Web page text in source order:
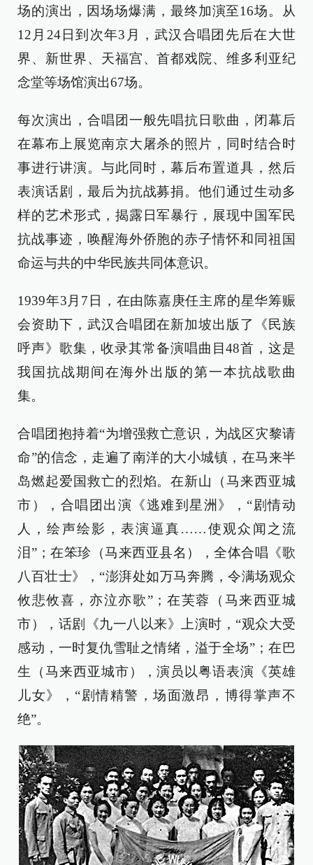
场的演出，因场场爆满，最终加演至16场。从
12月24日到次年3月，武汉合唱团先后在大世
界、新世界、天福宫、首都戏院、维多利亚纪
念堂等场馆演出67场。
每次演出，合唱团一般先唱抗日歌曲，闭幕后
在幕布上展览南京大屠杀的照片，同时结合时
事进行讲演。与此同时，幕后布置道具，然后
表演话剧，最后为抗战募捐。他们通过生动多
样的艺术形式，揭露日军暴行，展现中国军民
抗战事迹，唤醒海外侨胞的赤子情怀和同祖国
命运与共的中华民族共同体意识。
1939年3月7日，在由陈嘉庚任主席的星华筹赈
会资助下，武汉合唱团在新加坡出版了《民族
呼声》歌集，收录其常备演唱曲目48首，这是
我国抗战期间在海外出版的第一本抗战歌曲
集。
合唱团抱持着“为增强救亡意识，为战区灾黎请
命”的信念，走遍了南洋的大小城镇，在马来半
岛燃起爱国救亡的烈焰。在新山（马来西亚城
市），合唱团出演《逃难到星洲》，“剧情动
人，绘声绘影，表演逼真……使观众闻之流
泪”；在笨珍（马来西亚县名），全体合唱《歌
八百壮士》，“澎湃处如万马奔腾，令满场观众
攸悲攸喜，亦泣亦歌”；在芙蓉（马来西亚城
市），话剧《九一八以来》上演时，“观众大受
感动，一时复仇雪耻之情绪，溢于全场”；在巴
生（马来西亚城市），演员以粤语表演《英雄
儿女》，“剧情精警，场面激昂，博得掌声不
绝”。